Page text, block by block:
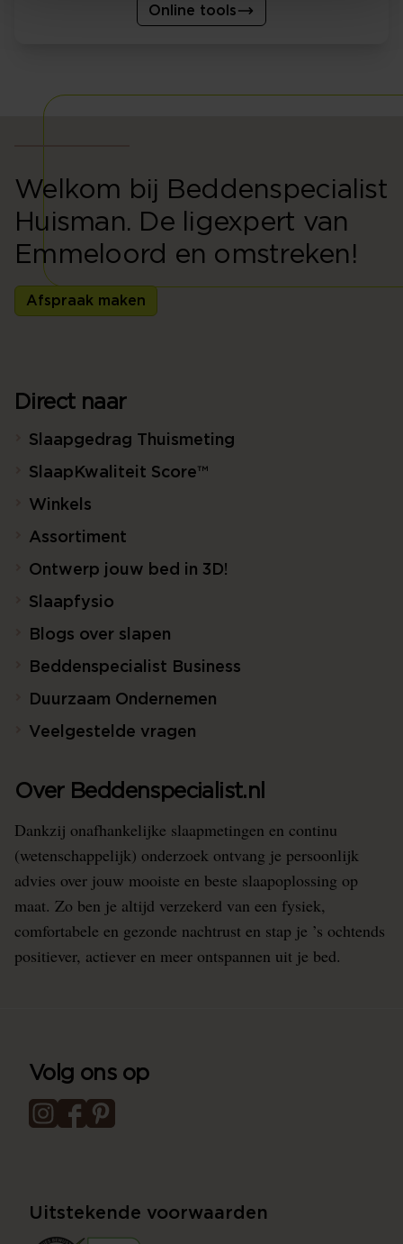
Online tools
Welkom bij Beddenspecialist
Huisman. De ligexpert van
Emmeloord en omstreken!
Afspraak maken
Direct naar
Slaapgedrag Thuismeting
SlaapKwaliteit Score™
Winkels
Assortiment
Ontwerp jouw bed in 3D!
Slaapfysio
Blogs over slapen
Beddenspecialist Business
Duurzaam Ondernemen
Veelgestelde vragen
Over Beddenspecialist.nl
Dankzij onafhankelijke slaapmetingen en continu
(wetenschappelijk) onderzoek ontvang je persoonlijk
advies over jouw mooiste en beste slaapoplossing op
maat. Zo ben je altijd verzekerd van een fysiek,
comfortabele en gezonde nachtrust en stap je ’s ochtends
positiever, actiever en meer ontspannen uit je bed.
Volg ons op
Uitstekende voorwaarden